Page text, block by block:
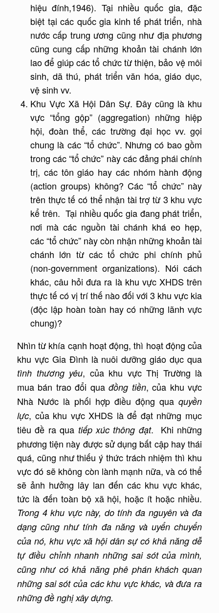
hiệu đính,1946). Tại nhiều quốc gia, đặc
biệt tại các quốc gia kinh tế phát triển, nhà
nước cấp trung ương cũng như địa phương
cũng cung cấp những khoản tài chánh lớn
lao để giúp các tổ chức từ thiện, bảo vệ môi
sinh, dã thú, phát triển văn hóa, giáo dục,
vệ sinh vv.
Khu Vực Xã Hội Dân Sự. Đây cũng là khu
vực “tổng gộp” (aggregation) những hiệp
hội, đoàn thể, các trường đại học vv. gọi
chung là các “tổ chức”. Nhưng có bao gồm
trong các “tổ chức” này các đảng phái chính
trị, các tôn giáo hay các nhóm hành động
(action groups) không? Các “tổ chức” này
trên thực tế có thể nhận tài trợ từ 3 khu vực
kể trên. Tại nhiều quốc gia đang phát triển,
nơi mà các nguồn tài chánh khá eo hẹp,
các “tổ chức” này còn nhận những khoản tài
chánh lớn từ các tổ chức phi chính phủ
(non-government organizations). Nói cách
khác, câu hỏi đưa ra là khu vực XHDS trên
thực tế có vị trí thế nào đối với 3 khu vực kia
(độc lập hoàn toàn hay có những lãnh vực
chung)?
Nhìn từ khía cạnh hoạt động, thì hoạt động của
khu vực Gia Đình là nuôi dưỡng giáo dục qua
tình thương yêu, của khu vực Thị Trường là
mua bán trao đổi quađồng tiền, của khu vực
Nhà Nước là phối hợp điều động qua quyền
lực, của khu vực XHDS là để đạt những mục
tiêu đề ra qua tiếp xúc thông đạt. Khi những
phương tiện này được sử dụng bất cập hay thái
quá, cũng như thiếu ý thức trách nhiệm thì khu
vực đó sẽ không còn lành mạnh nữa, và có thể
sẽ ảnh hưởng lây lan đến các khu vực khác,
tức là đến toàn bộ xã hội, hoặc ít hoặc nhiều.
Trong 4 khu vực này, do tính đa nguyên và đa
dạng cũng như tính đa năng và uyển chuyển
của nó, khu vực xã hội dân sự có khả năng dễ
tự điều chỉnh nhanh những sai sót của mình,
cũng như có khả năng phê phán khách quan
những sai sót của các khu vực khác, và đưa ra
những đề nghị xây dựng.